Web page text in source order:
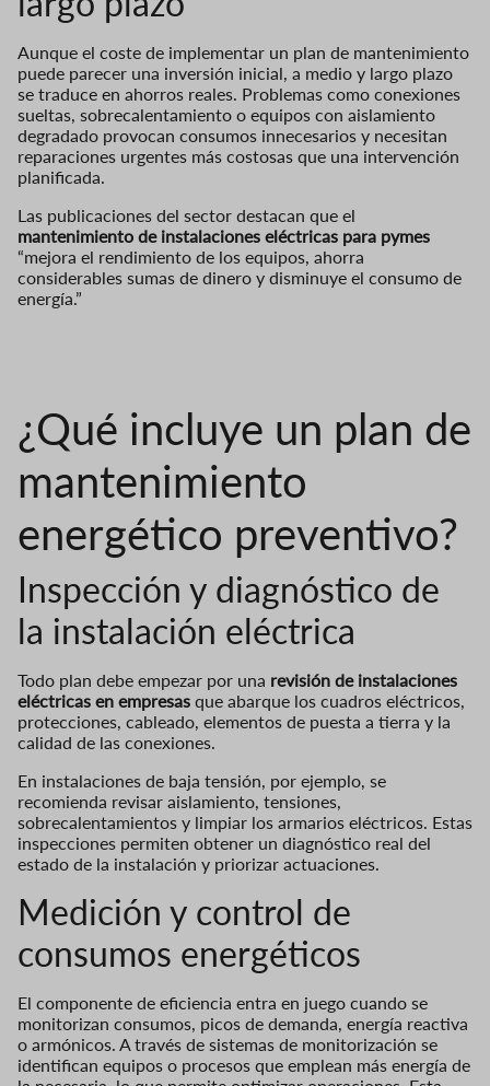
Aunque el coste de implementar un plan de mantenimiento
puede parecer una inversión inicial, a medio y largo plazo
se traduce en ahorros reales. Problemas como conexiones
sueltas, sobrecalentamiento o equipos con aislamiento
degradado provocan consumos innecesarios y necesitan
reparaciones urgentes más costosas que una intervención
planificada.
Las publicaciones del sector destacan que el
mantenimiento de instalaciones eléctricas para pymes
“mejora el rendimiento de los equipos, ahorra
considerables sumas de dinero y disminuye el consumo de
energía.”
¿Qué incluye un plan de
mantenimiento
energético preventivo?
Inspección y diagnóstico de
la instalación eléctrica
Todo plan debe empezar por una revisión de instalaciones
eléctricas en empresas que abarque los cuadros eléctricos,
protecciones, cableado, elementos de puesta a tierra y la
calidad de las conexiones.
En instalaciones de baja tensión, por ejemplo, se
recomienda revisar aislamiento, tensiones,
sobrecalentamientos y limpiar los armarios eléctricos. Estas
inspecciones permiten obtener un diagnóstico real del
estado de la instalación y priorizar actuaciones.
Medición y control de
consumos energéticos
El componente de eficiencia entra en juego cuando se
monitorizan consumos, picos de demanda, energía reactiva
o armónicos. A través de sistemas de monitorización se
identifican equipos o procesos que emplean más energía de